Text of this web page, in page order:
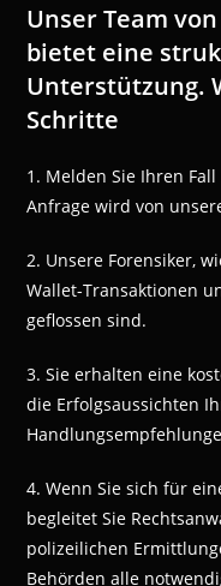
Unser Team
bietet eine
Unterstützung.
Schritte
1. Melden Sie Ihren
Anfrage wird von
2. Unsere Forensiker,
Wallet-Transaktionen
geflossen sind.
3. Sie erhalten eine
die Erfolgsaussichten
4. Wenn Sie sich für
begleitet Sie
polizeilichen
Behörden alle